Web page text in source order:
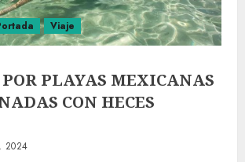
Viaje
PLAYAS MEXICANAS
CON HECES
2024